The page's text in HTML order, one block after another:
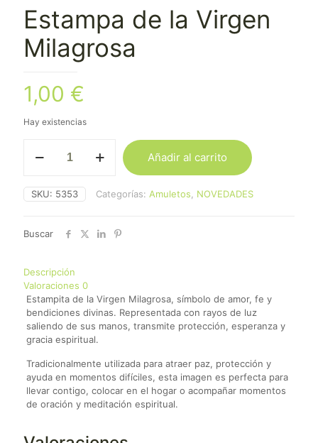
Estampa de la Virgen
Milagrosa
1,00 €
Hay existencias
Virgen
Milagrosa
Añadir al carrito
SKU: 5353 Categorías: Amuletos NOVEDADES
Buscar
Descripción
Valoraciones 0
Estampita de la Virgen Milagrosa, símbolo de amor, fe y
bendiciones divinas. Representada con rayos de luz
saliendo de sus manos, transmite protección, esperanza y
gracia espiritual.
Tradicionalmente utilizada para atraer paz, protección y
ayuda en momentos difíciles, esta imagen es perfecta para
llevar contigo, colocar en el hogar o acompañar momentos
de oración y meditación espiritual.